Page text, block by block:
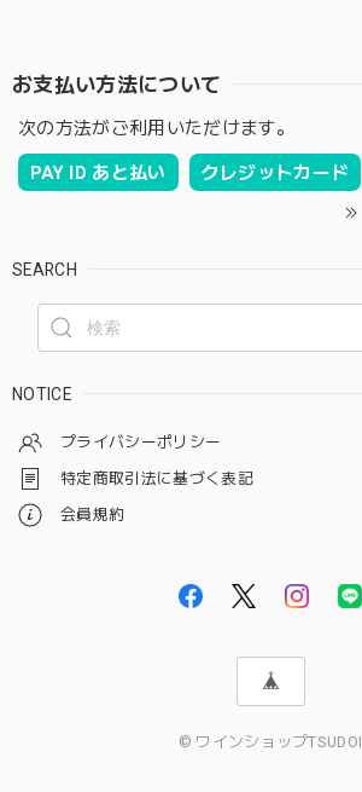
お支払い方法について
次の方法がご利用いただけます。
PAY ID あと払い クレジットカード
SEARCH
NOTICE
プライバシーポリシー
特定商取引法に基づく表記
会員規約
© ワインショップTSUDOI